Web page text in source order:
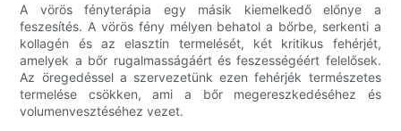
A vörös fényterápia egy másik kiemelkedő előnye a
feszesítés. A vörös fény mélyen behatol a bőrbe, serkenti a
kollagén és az elasztin termelését, két kritikus fehérjét,
amelyek a bőr rugalmasságáért és feszességéért felelősek.
Az öregedéssel a szervezetünk ezen fehérjék természetes
termelése csökken, ami a bőr megereszkedéséhez és
volumenvesztéséhez vezet.